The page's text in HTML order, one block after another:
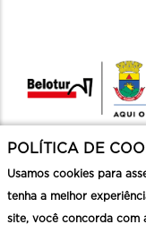
POLÍTICA DE
Usamos cookies para
tenha a melhor
site, você concorda com